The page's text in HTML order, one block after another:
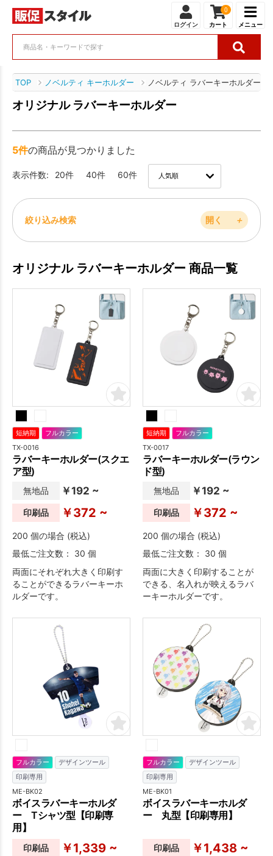
ログイン
0
カート メニュー
TOP ノベルティ キーホルダー ノベルティ ラバーキーホルダー
オリジナル ラバーキーホルダー
5件の商品が見つかりました
表示件数: 20件 40件 60件
絞り込み検索 開く ＋
オリジナル ラバーキーホルダー 商品一覧
短納期 フルカラー
TX-0016
ラバーキーホルダー(スクエ
ア型)
無地品 ￥192 ~
印刷品 ￥372 ~
200 個の場合 (税込)
最低ご注文数： 30 個
両面にそれぞれ大きく印刷す
ることができるラバーキーホ
ルダーです。
短納期 フルカラー
TX-0017
ラバーキーホルダー(ラウン
ド型)
無地品 ￥192 ~
印刷品 ￥372 ~
200 個の場合 (税込)
最低ご注文数： 30 個
両面に大きく印刷することが
できる、名入れが映えるラバ
ーキーホルダーです。
フルカラー
デザインツール
印刷専用
ME-BK02
ボイスラバーキーホルダ
ー Tシャツ型【印刷専
用】
印刷品 ￥1,339 ~
フルカラー
デザインツール
印刷専用
ME-BK01
ボイスラバーキーホルダ
ー 丸型【印刷専用】
印刷品 ￥1,438 ~